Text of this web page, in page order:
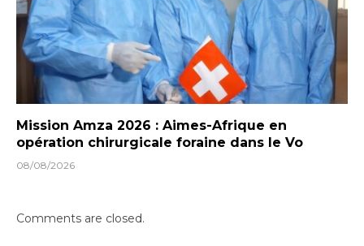
Mission Amza 2026 : Aimes-Afrique en
opération chirurgicale foraine dans le Vo
08/08/2026
Comments are closed.